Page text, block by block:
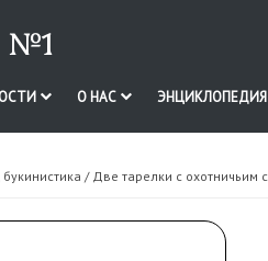
О НАС ЭНЦИКЛОПЕДИЯ
/ Две тарелки с охотничьим